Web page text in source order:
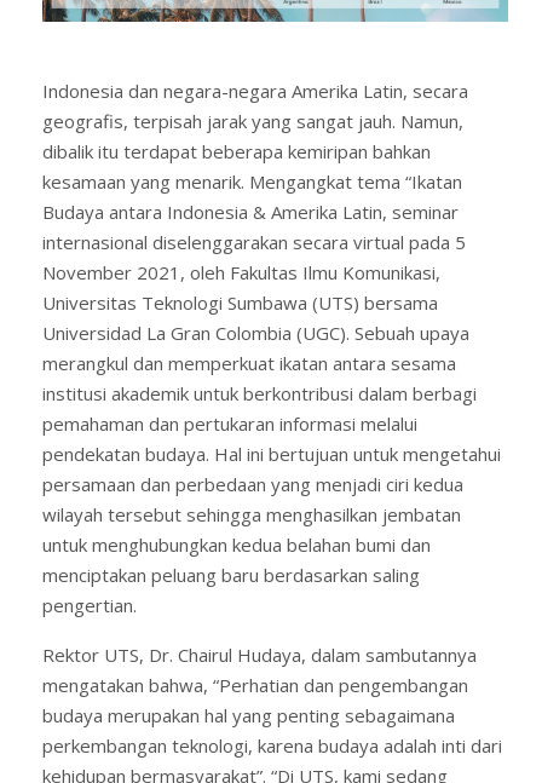
Indonesia dan negara-negara Amerika Latin, secara
geografis, terpisah jarak yang sangat jauh. Namun,
dibalik itu terdapat beberapa kemiripan bahkan
kesamaan yang menarik. Mengangkat tema “Ikatan
Budaya antara Indonesia & Amerika Latin, seminar
internasional diselenggarakan secara virtual pada 5
November 2021, oleh Fakultas Ilmu Komunikasi,
Universitas Teknologi Sumbawa (UTS) bersama
Universidad La Gran Colombia (UGC). Sebuah upaya
merangkul dan memperkuat ikatan antara sesama
institusi akademik untuk berkontribusi dalam berbagi
pemahaman dan pertukaran informasi melalui
pendekatan budaya. Hal ini bertujuan untuk mengetahui
persamaan dan perbedaan yang menjadi ciri kedua
wilayah tersebut sehingga menghasilkan jembatan
untuk menghubungkan kedua belahan bumi dan
menciptakan peluang baru berdasarkan saling
pengertian.
Rektor UTS, Dr. Chairul Hudaya, dalam sambutannya
mengatakan bahwa, “Perhatian dan pengembangan
budaya merupakan hal yang penting sebagaimana
perkembangan teknologi, karena budaya adalah inti dari
kehidupan bermasyarakat”. “Di UTS, kami sedang